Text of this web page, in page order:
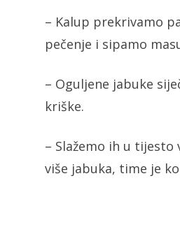
– Kalup prekrivamo
pečenje i sipamo
– Oguljene jabuke
kriške.
– Slažemo ih u tijesto
više jabuka, time je